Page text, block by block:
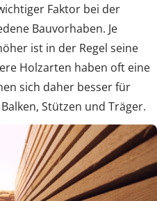
Faktor bei der
Bauvorhaben. Je
ist in der Regel seine
Holzarten haben oft eine
sich daher besser für
Stützen und Träger.